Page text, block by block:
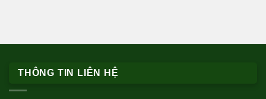
THÔNG TIN LIÊN HỆ